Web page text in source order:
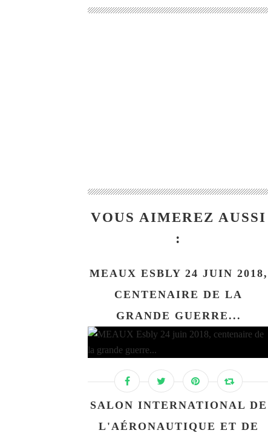
VOUS AIMEREZ AUSSI
:
MEAUX ESBLY 24 JUIN 2018,
CENTENAIRE DE LA
GRANDE GUERRE...
SALON INTERNATIONAL DE
L'AÉRONAUTIQUE ET DE